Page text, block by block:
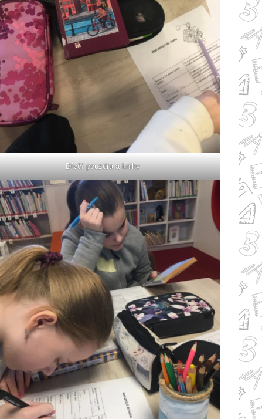
Dívčí pouzdra a knihy